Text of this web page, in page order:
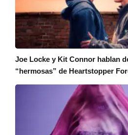
Joe Locke y Kit Connor hablan
“hermosas” de Heartstopper